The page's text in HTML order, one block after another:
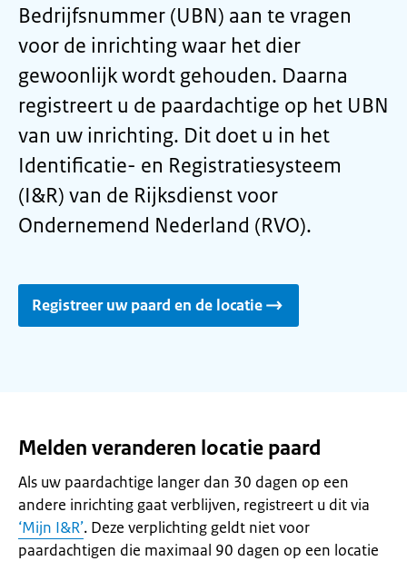
Bedrijfsnummer (UBN) aan te vragen
voor de inrichting waar het dier
gewoonlijk wordt gehouden. Daarna
registreert u de paardachtige op het UBN
van uw inrichting. Dit doet u in het
Identificatie- en Registratiesysteem
(I&R) van de Rijksdienst voor
Ondernemend Nederland (RVO).
Registreer uw paard en de locatie
Melden veranderen locatie paard
Als uw paardachtige langer dan 30 dagen op een
andere inrichting gaat verblijven, registreert u dit via
‘Mijn I&R’. Deze verplichting geldt niet voor
paardachtigen die maximaal 90 dagen op een locatie